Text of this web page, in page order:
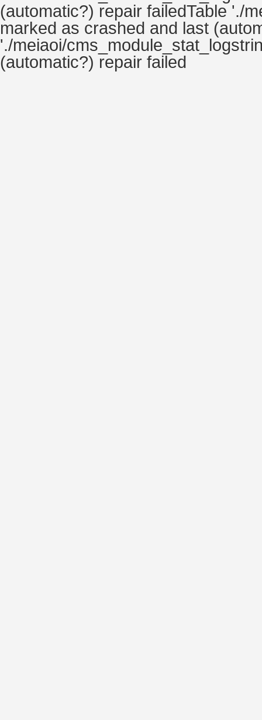
(automatic?) repair failedTable './
marked as crashed and last
'./meiaoi/
(automatic?) repair failed